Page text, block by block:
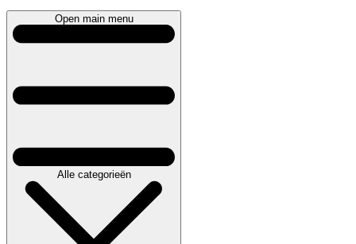
Open main menu
Alle categorieën